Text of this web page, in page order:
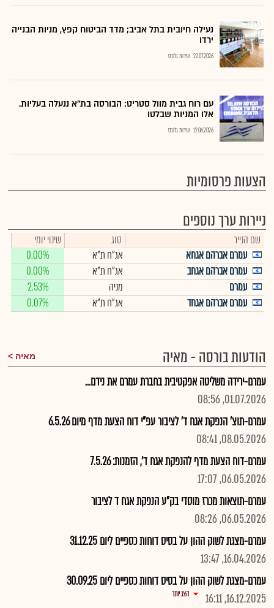
נעילה חיובית בתל אביב; מדד הביטוח קפץ, מניות הבנייה
ירדו
22.07.2026 שירות גלובס
עם רוח גבית מוול סטריט: הבורסה בת"א ננעלה בעליות.
אלו המניות שבלטו
12.06.2026 שירות גלובס
הצעות פרסומיות
ניירות ערך נוספים
שם הנייר סוג
שינוי יומי
עמרם אברהם אגחא
אג"ח ת"א
0.00%
עמרם אברהם אגחב
אג"ח ת"א
0.00%
עמרם
מניה
2.53%
עמרם אברהם אגחד
אג"ח ת"א 0.07%
הודעות בורסה - מאיה מאיה
עמרם-ירידה משליטה אפקטיבית בחברת עמרם את נידם...
01.07.2026, 08:56
עמרם-תוצ' הנפקת אגח ד' לציבור עפ"י דוח הצעת מדף מיום 6.5.26
08.05.2026, 08:41
עמרם-דוח הצעת מדף להנפקת אגח ד', הזמנות: 7.5.26
06.05.2026, 17:07
עמרם-תוצאות מכרז מוסדי בק"ע הנפקת אגח ד לציבור
06.05.2026, 08:26
עמרם-מצגת לשוק ההון על בסיס דוחות כספיים ליום 31.12.25
16.04.2026, 13:47
עמרם-מצגת לשוק ההון על בסיס דוחות כספיים ליום 30.09.25
16.12.2025, 16:11
הצג יותר